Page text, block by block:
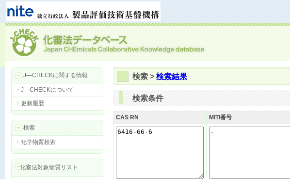
J―CHECKに関する情報
J―CHECKについて
更新履歴
検索
化学物質検索
化審法対象物質リスト
検索 > 検索結果
検索条件
CAS RN MITI番号